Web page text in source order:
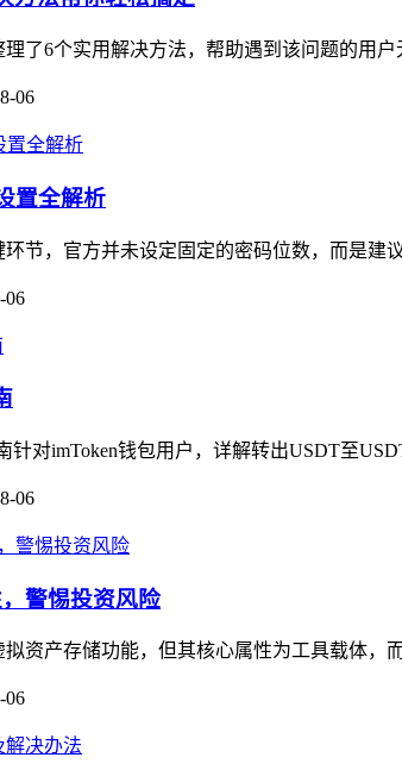
了6个实用解决方法，帮助遇到该问题的用
06
置全解析
节，官方并未设定固定的密码位数，而是
06
针对imToken钱包用户，详解转出USDT至
06
警惕投资风险
资产存储功能，但其核心属性为工具载体
06